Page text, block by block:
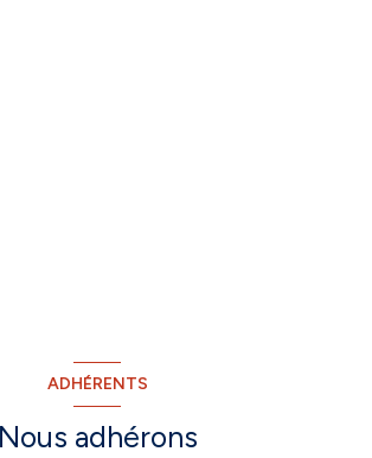
ADHÉRENTS
Nous adhérons